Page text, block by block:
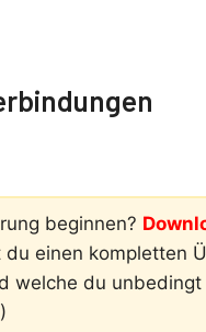
beginnen?
du einen kompletten
welche du